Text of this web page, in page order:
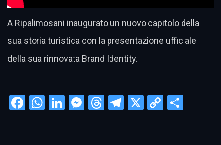
A Ripalimosani inaugurato un nuovo capitolo della
sua storia turistica con la presentazione ufficiale
della sua rinnovata Brand Identity.
Facebook
WhatsApp
LinkedIn
Messenger
Threads
Telegram
X
Copy